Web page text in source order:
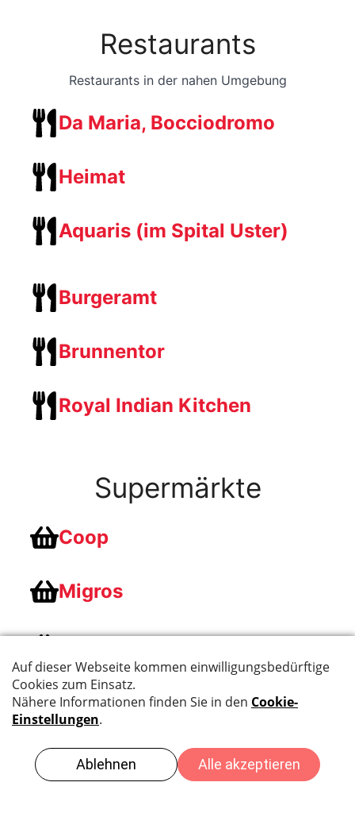
Restaurants
Restaurants in der nahen Umgebung
Da Maria, Bocciodromo
Heimat
Aquaris (im Spital Uster)
Burgeramt
Brunnentor
Royal Indian Kitchen
Supermärkte
Coop
Migros
Impressum Datenschutzerklärung